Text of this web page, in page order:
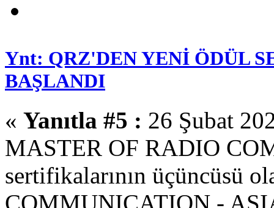
Ynt: QRZ'DEN YENİ ÖDÜL
BAŞLANDI
« Yanıtla #5 : 26 Şubat
MASTER OF RADIO
sertifikalarının üçüncüsü
COMMUNICATION -